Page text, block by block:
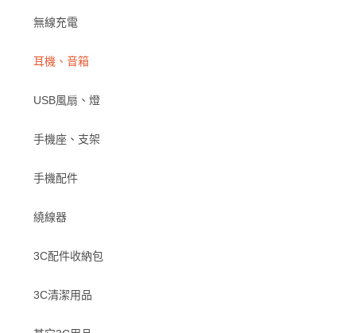
無線充電
耳機、音箱
USB風扇、燈
手機座、支架
手機配件
繞線器
3C配件收納包
3C清潔用品